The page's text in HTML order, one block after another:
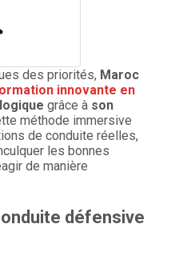
des priorités, Maroc
innovante en
grâce à son
méthode immersive
de conduite réelles,
les bonnes
de manière
défensive